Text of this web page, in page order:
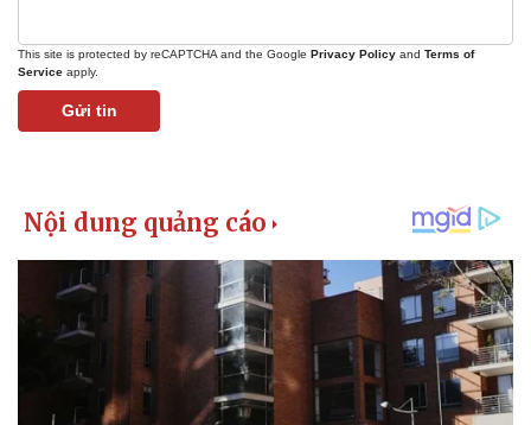
Tin nóng
This site is protected by reCAPTCHA and the Google Privacy Policy and Terms of
Service apply.
Gửi tin